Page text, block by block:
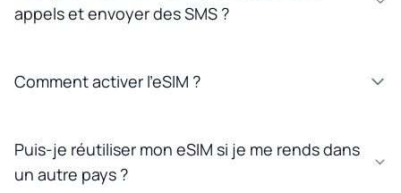
appels et envoyer des SMS ?
Comment activer l'eSIM ?
Puis-je réutiliser mon eSIM si je me rends dans
un autre pays ?